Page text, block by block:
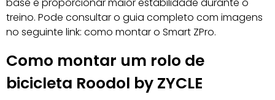
base e proporcionar maior estabilidade durante o
treino. Pode consultar o guia completo com imagens
no seguinte link: como montar o Smart ZPro.
Como montar um rolo de
bicicleta Roodol by ZYCLE